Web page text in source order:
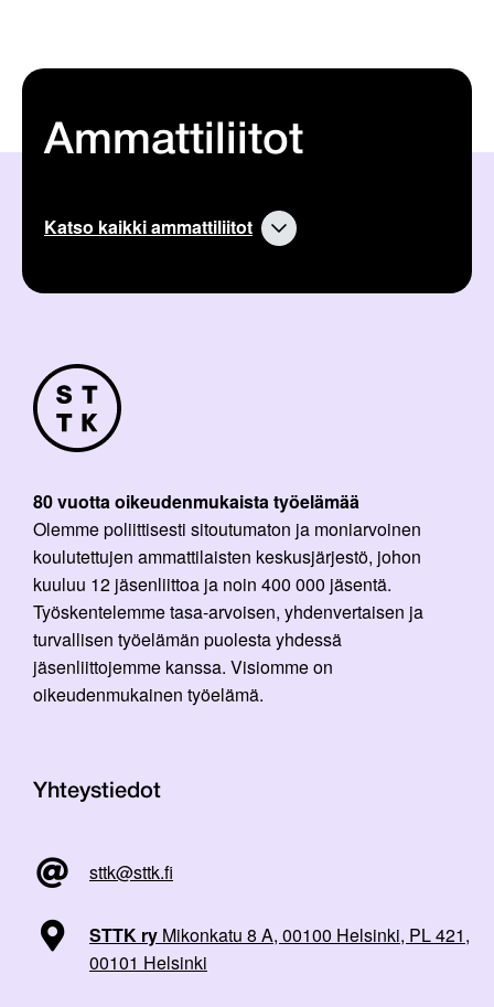
Ammattiliitot
Katso kaikki ammattiliitot
80 vuotta oikeudenmukaista työelämää
Olemme poliittisesti sitoutumaton ja moniarvoinen
koulutettujen ammattilaisten keskusjärjestö, johon
kuuluu 12 jäsenliittoa ja noin 400 000 jäsentä.
Työskentelemme tasa-arvoisen, yhdenvertaisen ja
turvallisen työelämän puolesta yhdessä
jäsenliittojemme kanssa. Visiomme on
oikeudenmukainen työelämä.
Yhteystiedot
sttk@sttk.fi
STTK ry Mikonkatu 8 A, 00100 Helsinki, PL 421,
00101 Helsinki